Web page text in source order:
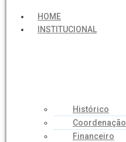
HOME
INSTITUCIONAL
Histórico
Coordenação
Financeiro